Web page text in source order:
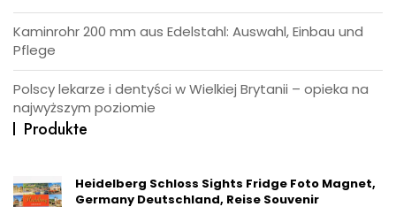
Kaminrohr 200 mm aus Edelstahl: Auswahl, Einbau und
Pflege
Polscy lekarze i dentyści w Wielkiej Brytanii – opieka na
najwyższym poziomie
Produkte
Heidelberg Schloss Sights Fridge Foto Magnet,
Germany Deutschland, Reise Souvenir